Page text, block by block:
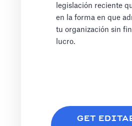
legislación reciente
en la forma en que
tu organización sin
lucro.
GET